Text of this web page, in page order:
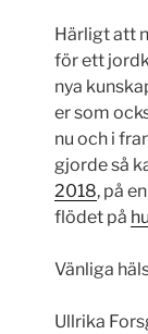
Härligt att
för ett
nya
er som
nu och i
gjorde så
2018, på en
flödet på
Vänliga
Ullrika